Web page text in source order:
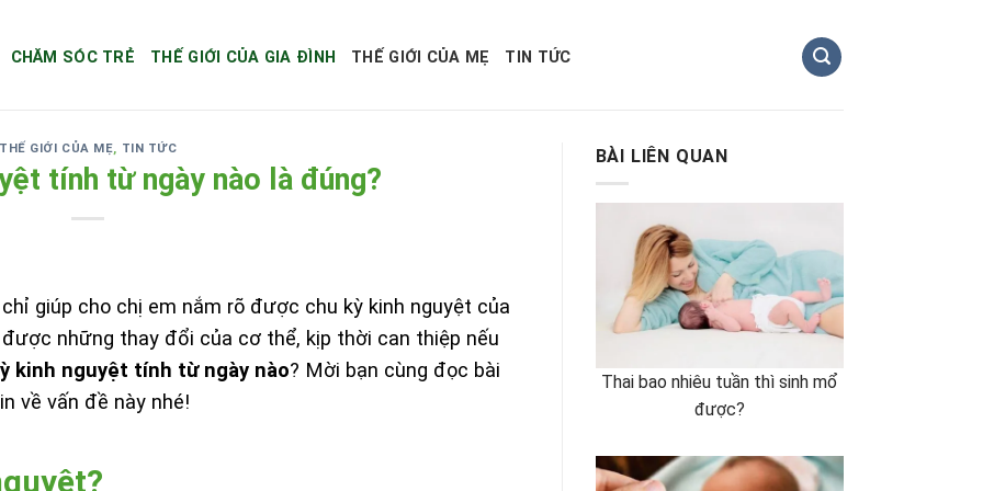
CHĂM SÓC TRẺ THẾ GIỚI CỦA GIA ĐÌNH THẾ GIỚI CỦA MẸ TIN TỨC
THẾ GIỚI CỦA MẸ, TIN TỨC
tính từ ngày nào là đúng?
giúp cho chị em nắm rõ được chu kỳ kinh nguyệt của
những thay đổi của cơ thể, kịp thời can thiệp nếu
kinh nguyệt tính từ ngày nào? Mời bạn cùng đọc bài
về vấn đề này nhé!
BÀI LIÊN QUAN
Thai bao nhiêu tuần thì sinh mổ
được?